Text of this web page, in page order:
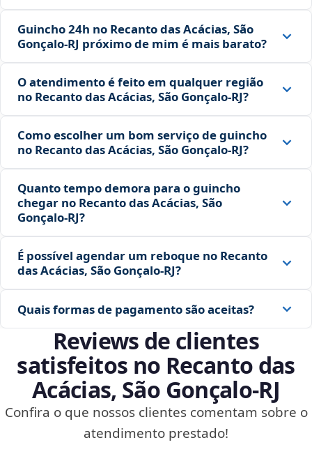
Guincho 24h no Recanto das Acácias, São
Gonçalo‑RJ próximo de mim é mais barato?
O atendimento é feito em qualquer região
no Recanto das Acácias, São Gonçalo‑RJ?
Como escolher um bom serviço de guincho
no Recanto das Acácias, São Gonçalo‑RJ?
Quanto tempo demora para o guincho
chegar no Recanto das Acácias, São
Gonçalo‑RJ?
É possível agendar um reboque no Recanto
das Acácias, São Gonçalo‑RJ?
Quais formas de pagamento são aceitas?
Reviews de clientes
satisfeitos no Recanto das
Acácias, São Gonçalo‑RJ
Confira o que nossos clientes comentam sobre o
atendimento prestado!